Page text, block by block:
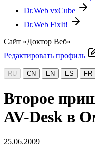
Dr.Web vxCube
Dr.Web FixIt!
Сайт «Доктор Веб»
Редактировать профиль
RU CN EN ES FR
Второе
AV-Desk в
25.06.2009